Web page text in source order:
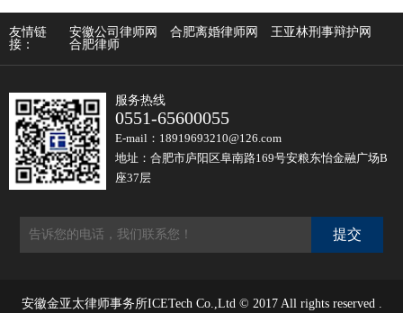
友情链
接：
安徽公司律师网 合肥离婚律师网
王亚林刑事辩护网
合肥律师
服务热线
0551-65600055
E-mail：18919693210@126.com
地址：合肥市庐阳区阜南路169号安粮东怡金融广场B
座37层
安徽金亚太律师事务所ICETech Co.,Ltd © 2017 All rights reserved .